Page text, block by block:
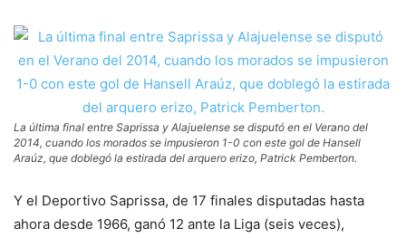
La última final entre Saprissa y Alajuelense se disputó en el Verano del
2014, cuando los morados se impusieron 1-0 con este gol de Hansell
Araúz, que doblegó la estirada del arquero erizo, Patrick Pemberton.
Y el Deportivo Saprissa, de 17 finales disputadas hasta
ahora desde 1966, ganó 12 ante la Liga (seis veces),